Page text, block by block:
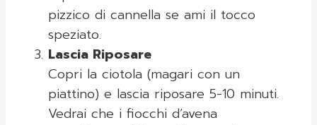
pizzico di cannella se ami il tocco
speziato.
Lascia Riposare
Copri la ciotola (magari con un
piattino) e lascia riposare 5-10 minuti.
Vedrai che i fiocchi d’avena